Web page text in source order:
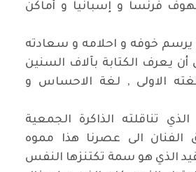
فرنسا و إسبانيا و أماكن
يرسم خوفه و احلامه و سعادته
أن يعرف الكتابة بآلاف السنين
الاولى , لغة الاحساس و
الذي تناقلته الذاكرة الجمعية
الى عصرنا هذا مموه
الذي هو سمة تكتنزها النفس